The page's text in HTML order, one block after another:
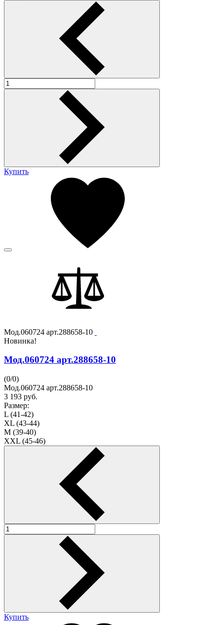
Купить
Мод.060724 арт.288658-10
Новинка!
Мод.060724 арт.288658-10
(0/0)
Мод.060724 арт.288658-10
3 193 руб.
Размер:
L (41-42)
XL (43-44)
M (39-40)
XXL (45-46)
Купить